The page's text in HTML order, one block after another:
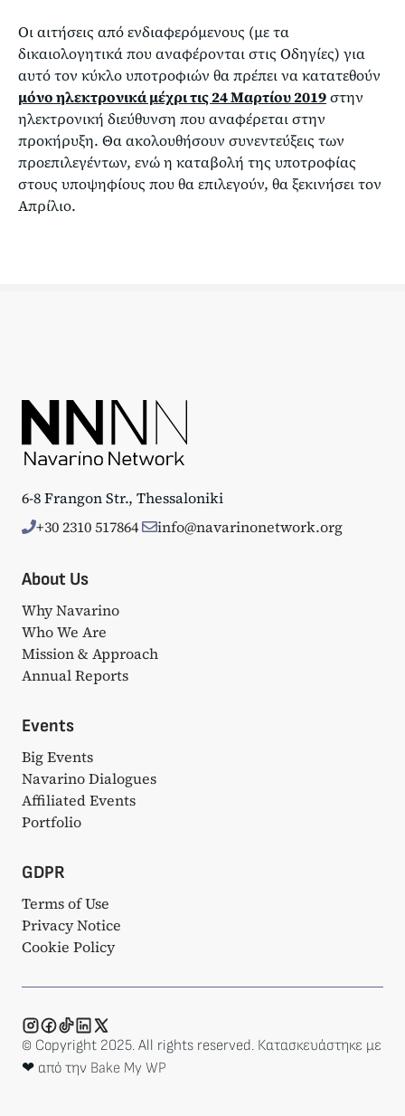
Οι αιτήσεις από ενδιαφερόμενους (με τα
δικαιολογητικά που αναφέρονται στις Οδηγίες) για
αυτό τον κύκλο υποτροφιών θα πρέπει να κατατεθούν
μόνο ηλεκτρονικά μέχρι τις 24 Μαρτίου 2019στην
ηλεκτρονική διεύθυνση που αναφέρεται στην
προκήρυξη. Θα ακολουθήσουν συνεντεύξεις των
προεπιλεγέντων, ενώ η καταβολή της υποτροφίας
στους υποψηφίους που θα επιλεγούν, θα ξεκινήσει τον
Απρίλιο.
6-8 Frangon Str., Thessaloniki
+30 2310 517864
info@navarinonetwork.org
About Us
Why Navarino
Who We Are
Mission & Approach
Annual Reports
Events
Big Events
Navarino Dialogues
Affiliated Events
Portfolio
GDPR
Terms of Use
Privacy Notice
Cookie Policy
© Copyright 2025. All rights reserved. Κατασκευάστηκε με
❤ από την Bake My WP